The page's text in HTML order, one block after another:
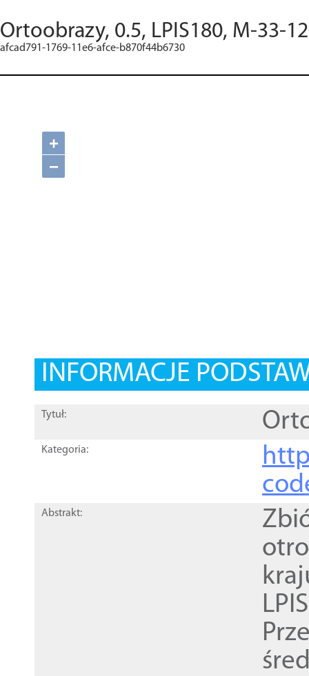
Ortoobrazy, 0.5, LPIS180, M-33-
afcad791-1769-11e6-afce-b870f44b6730
+
−
INFORMACJE
Tytuł:
Kategoria:
Abstrakt: